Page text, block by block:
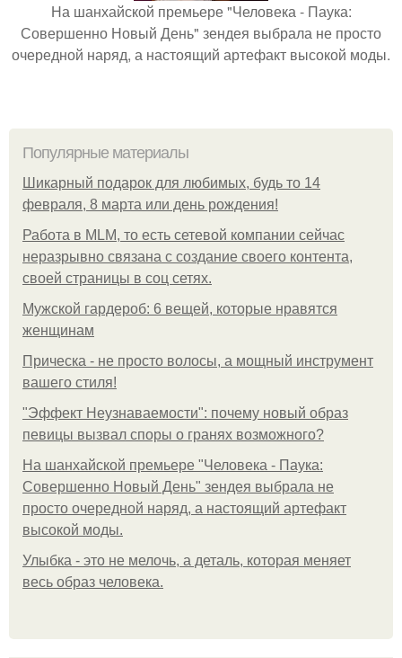
На шанхайской премьере "Человека - Паука:
Совершенно Новый День" зендея выбрала не просто
очередной наряд, а настоящий артефакт высокой моды.
Популярные материалы
Шикарный подарок для любимых, будь то 14
февраля, 8 марта или день рождения!
Работа в MLM, то есть сетевой компании сейчас
неразрывно связана с создание своего контента,
своей страницы в соц сетях.
Мужской гардероб: 6 вещей, которые нравятся
женщинам
Прическа - не просто волосы, а мощный инструмент
вашего стиля!
"Эффект Неузнаваемости": почему новый образ
певицы вызвал споры о гранях возможного?
На шанхайской премьере "Человека - Паука:
Совершенно Новый День" зендея выбрала не
просто очередной наряд, а настоящий артефакт
высокой моды.
Улыбка - это не мелочь, а деталь, которая меняет
весь образ человека.